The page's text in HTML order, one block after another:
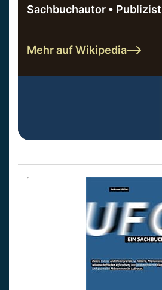
Sachbuchautor • Publizist
Mehr auf Wikipedia